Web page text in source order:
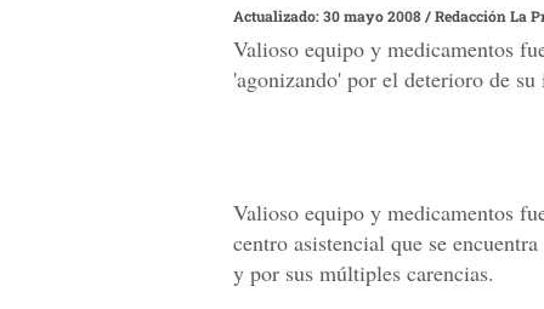
Actualizado: 30 mayo 2008/Redacción La
Valioso equipo y medicamentos
'agonizando' por el deterioro de
Valioso equipo y medicamentos
centro asistencial que se
y por sus múltiples carencias.